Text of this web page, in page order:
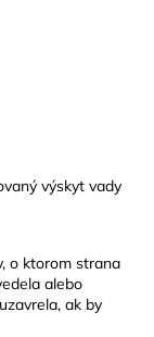
výskyt vady
o ktorom strana
alebo
ak by